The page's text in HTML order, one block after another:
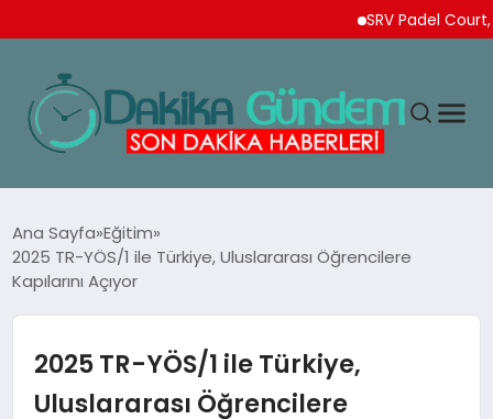
SRV Padel Court,
TEKNOLOJI
SPOR
Ana Sayfa Eğitim
2025 TR-YÖS/1 ile Türkiye, Uluslararası Öğrencilere
Kapılarını Açıyor
2025 TR-YÖS/1 ile Türkiye,
Uluslararası Öğrencilere